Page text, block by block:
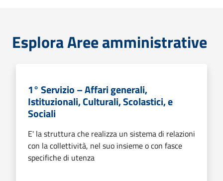
Esplora Aree amministrative
1° Servizio – Affari generali,
Istituzionali, Culturali, Scolastici, e
Sociali
E' la struttura che realizza un sistema di relazioni
con la collettività, nel suo insieme o con fasce
specifiche di utenza